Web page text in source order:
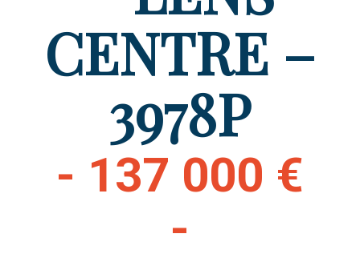
CENTRE –
3978P
- 137 000 €
-